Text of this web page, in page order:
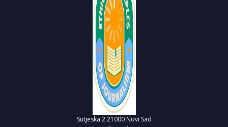
Sutjeska 2 21000 Novi Sad